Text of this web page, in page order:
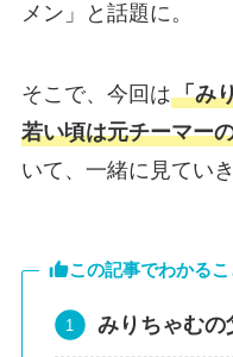
メン」と話題に。
そこで、今回は「み
若い頃は元チーマー
いて、一緒に見てい
この記事でわかるこ
みりちゃむの